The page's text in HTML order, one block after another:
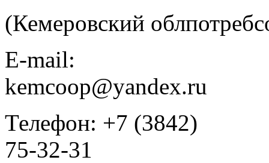
(Кемеровский
E-mail:
kemcoop@yandex.ru
Телефон: +7 (3842)
75-32-31